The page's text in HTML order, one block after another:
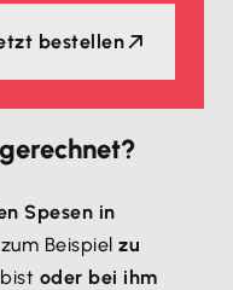
bestellen
Spesen in
Beispielzu
bist oder bei ihm